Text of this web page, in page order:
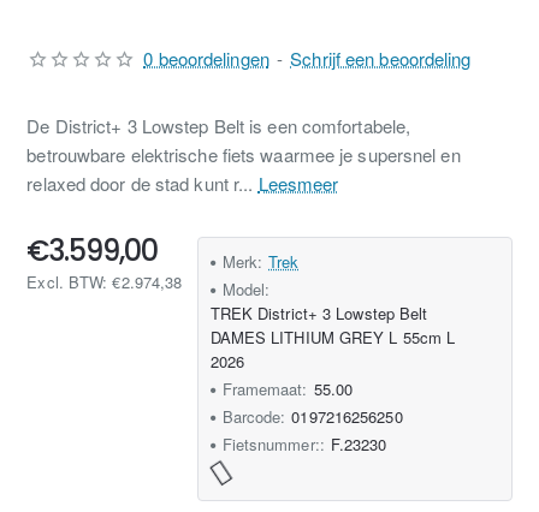
De District+ 3 Lowstep Belt is een comfortabele,
betrouwbare elektrische fiets waarmee je supersnel en
relaxed door de stad kunt r... Leesmeer
0 beoordelingen - Schrijf een beoordeling
€3.599,00
Excl. BTW: €2.974,38
Merk: Trek
Model:
TREK District+ 3 Lowstep Belt
DAMES LITHIUM GREY L 55cm L
2026
Framemaat: 55.00
Barcode: 0197216256250
Fietsnummer:: F.23230